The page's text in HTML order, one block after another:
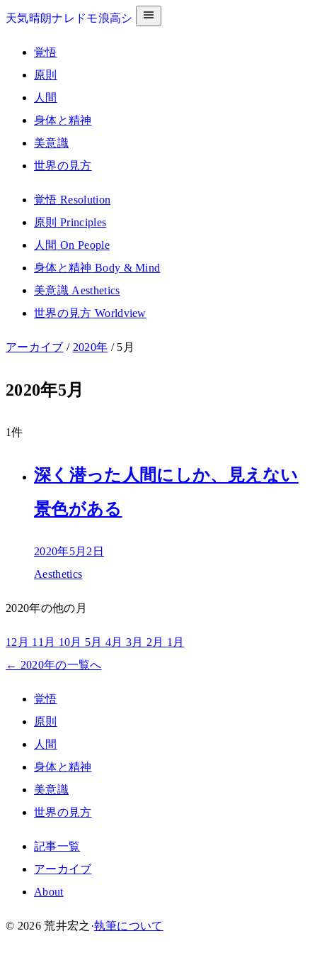
天気晴朗ナレドモ浪高シ
覚悟
原則
人間
身体と精神
美意識
世界の見方
覚悟 Resolution
原則 Principles
人間 On People
身体と精神 Body & Mind
美意識 Aesthetics
世界の見方 Worldview
アーカイブ / 2020年 / 5月
2020年5月
1件
深く潜った人間にしか、見えない
景色がある
2020年5月2日
Aesthetics
2020年の他の月
12月 11月 10月 5月 4月 3月 2月 1月
← 2020年の一覧へ
覚悟
原則
人間
身体と精神
美意識
世界の見方
記事一覧
アーカイブ
About
© 2026 荒井宏之 ·執筆について